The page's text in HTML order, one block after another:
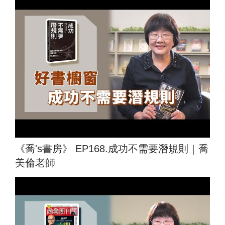
《喬's書房》 EP168.成功不需要潛規則｜喬
美倫老師